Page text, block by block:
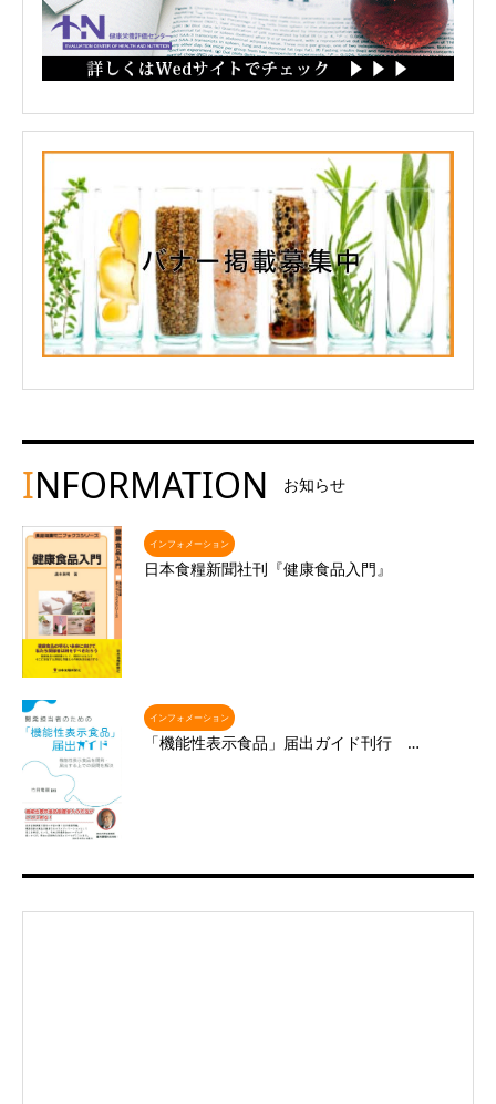
INFORMATION お知らせ
インフォメーション
日本食糧新聞社刊『健康食品入門』
インフォメーション
「機能性表示食品」届出ガイド刊行 …